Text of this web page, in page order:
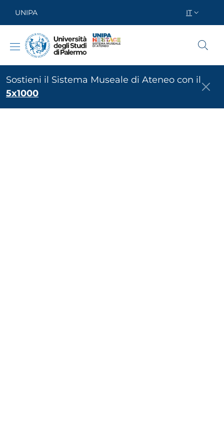
UNIPA IT
UNIPA Heritage
Sostieni il Sistema Museale di Ateneo con il
5x1000